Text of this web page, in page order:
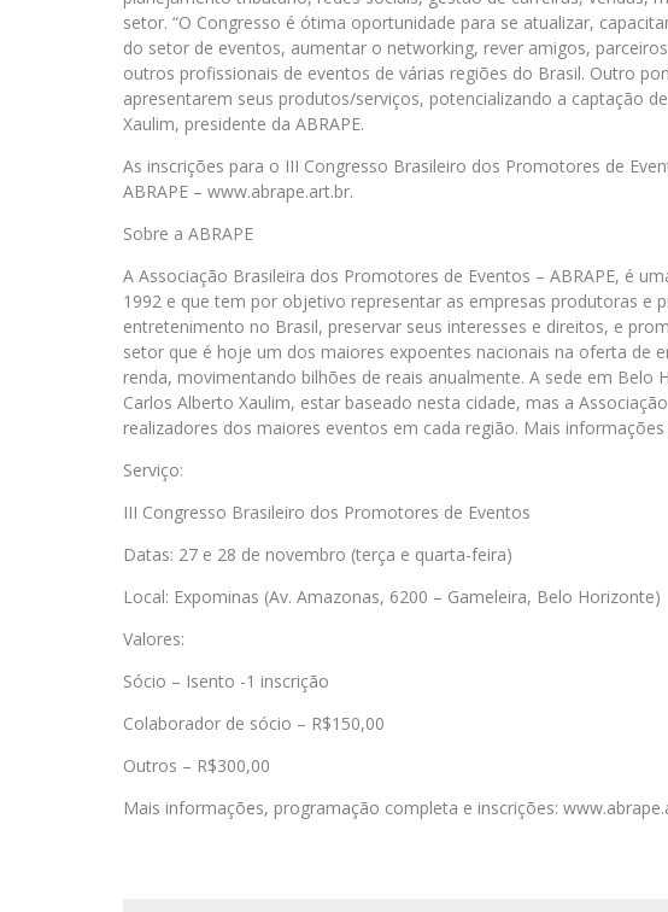
setor. “O Congresso é ótima oportunidade para se atualizar,
do setor de eventos, aumentar o networking, rever amigos,
outros profissionais de eventos de várias regiões do Brasil. Outro
apresentarem seus produtos/serviços, potencializando a captação
Xaulim, presidente da ABRAPE.
As inscrições para o III Congresso Brasileiro dos Promotores de
ABRAPE – www.abrape.art.br.
Sobre a ABRAPE
A Associação Brasileira dos Promotores de Eventos – ABRAPE, é
1992 e que tem por objetivo representar as empresas produtoras e
entretenimento no Brasil, preservar seus interesses e direitos, e
setor que é hoje um dos maiores expoentes nacionais na oferta de
renda, movimentando bilhões de reais anualmente. A sede em
Carlos Alberto Xaulim, estar baseado nesta cidade, mas a
realizadores dos maiores eventos em cada região. Mais informações
Serviço:
III Congresso Brasileiro dos Promotores de Eventos
Datas: 27 e 28 de novembro (terça e quarta-feira)
Local: Expominas (Av. Amazonas, 6200 – Gameleira, Belo Horizonte)
Valores:
Sócio – Isento -1 inscrição
Colaborador de sócio – R$150,00
Outros – R$300,00
Mais informações, programação completa e inscrições: